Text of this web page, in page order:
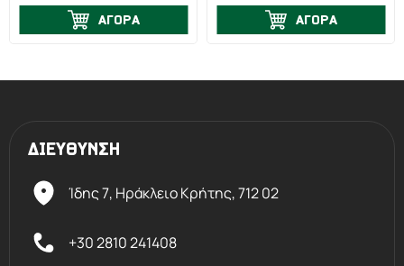
ΑΓΟΡΑ ΑΓΟΡΑ
ΔΙΕΥΘΥΝΣΗ
Ίδης 7, Ηράκλειο Kρήτης,712 02
+30 2810 241408